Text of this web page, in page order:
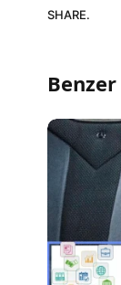
SHARE.
Benzer